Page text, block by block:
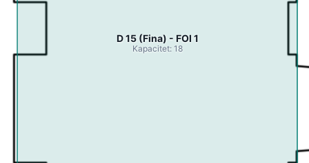
D 15 (Fina) - FOI 1
Kapacitet: 18